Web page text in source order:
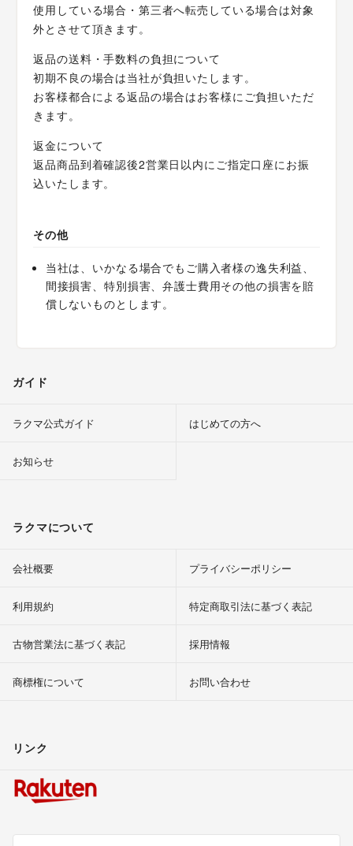
使用している場合・第三者へ転売している場合は対象
外とさせて頂きます。
返品の送料・手数料の負担について
初期不良の場合は当社が負担いたします。
お客様都合による返品の場合はお客様にご負担いただ
きます。
返金について
返品商品到着確認後2営業日以内にご指定口座にお振
込いたします。
その他
当社は、いかなる場合でもご購入者様の逸失利益、
間接損害、特別損害、弁護士費用その他の損害を賠
償しないものとします。
ガイド
ラクマ公式ガイド はじめての方へ
お知らせ
ラクマについて
会社概要 プライバシーポリシー
利用規約 特定商取引法に基づく表記
古物営業法に基づく表記 採用情報
商標権について お問い合わせ
リンク